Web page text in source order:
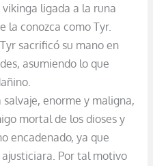
ligada a la runa
la conozca como Tyr.
sacrificó su mano en
asumiendo lo que
enorme y maligna,
mortal de los dioses y
encadenado, ya que
Por tal motivo